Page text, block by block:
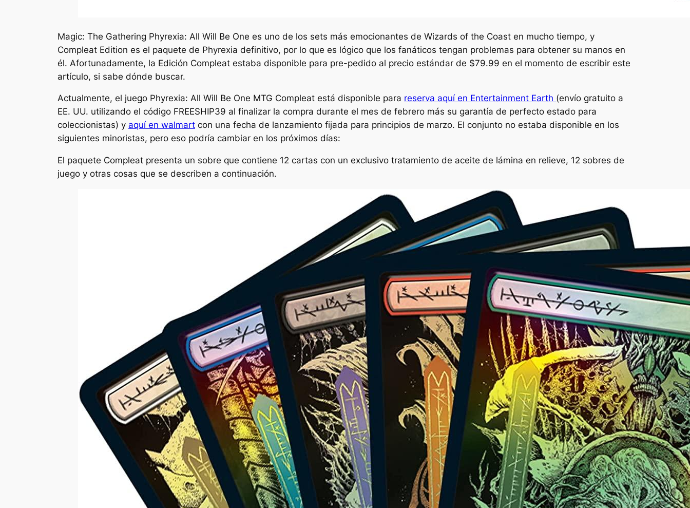
Magic: The Gathering Phyrexia: All Will Be One es uno de los sets más emocionantes de Wizards of the Coast en mucho tiempo, y
Compleat Edition es el paquete de Phyrexia definitivo, por lo que es lógico que los fanáticos tengan problemas para obtener su manos en
él. Afortunadamente, la Edición Compleat estaba disponible para pre-pedido al precio estándar de $79.99 en el momento de escribir este
artículo, si sabe dónde buscar.
Actualmente, el juego Phyrexia: All Will Be One MTG Compleat está disponible para reserva aquí en Entertainment Earth (envío gratuito a
EE. UU. utilizando el código FREESHIP39 al finalizar la compra durante el mes de febrero más su garantía de perfecto estado para
coleccionistas) y aquí en walmart con una fecha de lanzamiento fijada para principios de marzo. El conjunto no estaba disponible en los
siguientes minoristas, pero eso podría cambiar en los próximos días:
El paquete Compleat presenta un sobre que contiene 12 cartas con un exclusivo tratamiento de aceite de lámina en relieve, 12 sobres de
juego y otras cosas que se describen a continuación.